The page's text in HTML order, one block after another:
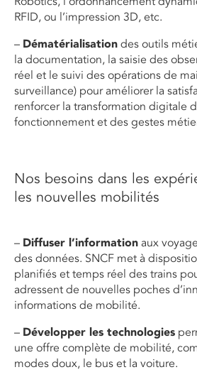
RFID, ou l’impression 3D, etc.
– Dématérialisation des outils
la documentation, la saisie des
réel et le suivi des opérations de
surveillance) pour améliorer la
renforcer la transformation digitale
fonctionnement et des gestes
Nos besoins dans les
les nouvelles mobilités
– Diffuser l’information aux
des données. SNCF met à
planifiés et temps réel des trains
adressent de nouvelles poches
informations de mobilité.
– Développer les technologies
une offre complète de mobilité,
modes doux, le bus et la voiture.